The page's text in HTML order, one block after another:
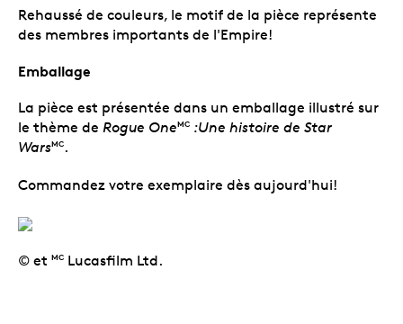
Rehaussé de couleurs, le motif de la pièce représente
des membres importants de l'Empire!
Emballage
La pièce est présentée dans un emballage illustré sur
le thème de Rogue OneMC :Une histoire de Star
WarsMC.
Commandez votre exemplaire dès aujourd'hui!
© et MC Lucasfilm Ltd.